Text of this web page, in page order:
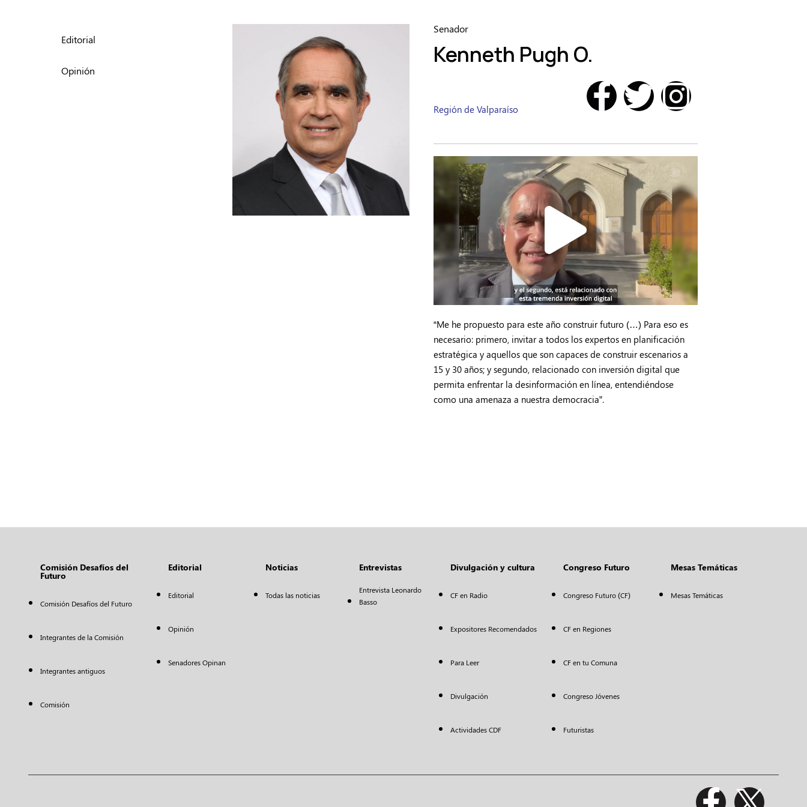
Editorial
Opinión
Senador
Kenneth Pugh O.
Región de Valparaíso
“Me he propuesto para este año construir futuro (…) Para eso es
necesario: primero, invitar a todos los expertos en planificación
estratégica y aquellos que son capaces de construir escenarios a
15 y 30 años; y segundo, relacionado con inversión digital que
permita enfrentar la desinformación en línea, entendiéndose
como una amenaza a nuestra democracia”.
Comisión Desafíos del
Futuro
Comisión Desafíos del Futuro
Integrantes de la Comisión
Integrantes antiguos
Comisión
Editorial
Editorial
Opinión
Senadores Opinan
Noticias
Todas las noticias
Entrevistas
Entrevista Leonardo
Basso
Divulgación y cultura
CF en Radio
Expositores Recomendados
Para Leer
Divulgación
Actividades CDF
Congreso Futuro
Congreso Futuro (CF)
CF en Regiones
CF en tu Comuna
Congreso Jóvenes
Futuristas
Mesas Temáticas
Mesas Temáticas